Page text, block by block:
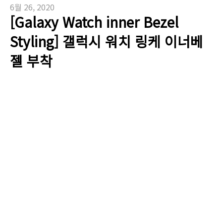
6월 26, 2020
[Galaxy Watch inner Bezel
Styling] 갤럭시 워치 링케 이너베
젤 부착